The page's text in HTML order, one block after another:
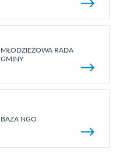
MŁODZIEŻOWA RADA
GMINY
BAZA NGO